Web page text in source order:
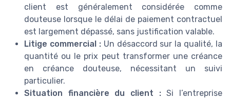
client est généralement considérée comme
douteuse lorsque le délai de paiement contractuel
est largement dépassé, sans justification valable.
Litige commercial :Un désaccord sur la qualité, la
quantité ou le prix peut transformer une créance
en créance douteuse, nécessitant un suivi
particulier.
Situation financière du client :Si l’entreprise